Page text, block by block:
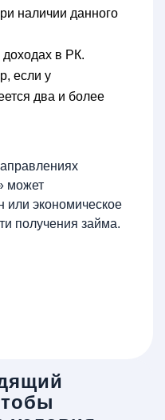
наличии данного
в РК.
если у
два и более
может
или экономическое
получения займа.